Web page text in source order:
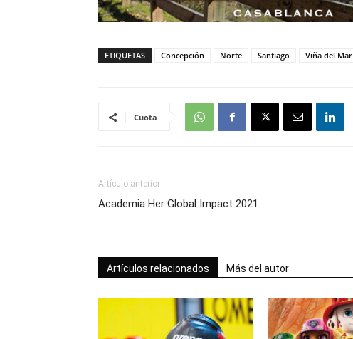
ETIQUETAS Concepción Norte Santiago Viña del Mar
Cuota
Artículo anterior
Academia Her Global Impact 2021
Artículos relacionados Más del autor